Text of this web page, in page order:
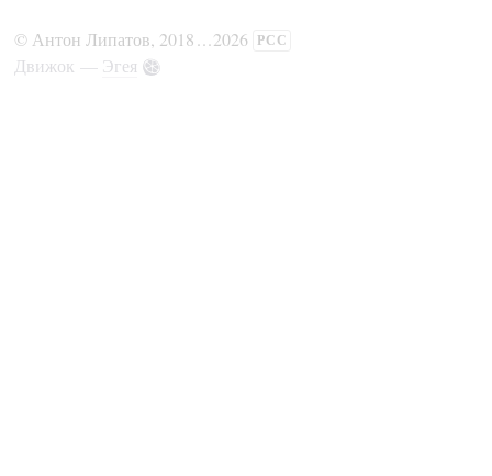
© Антон Липатов, 2018 2026 РСС
Движок — Эгея